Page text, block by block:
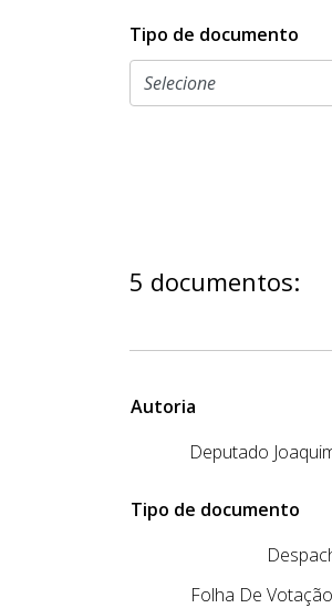
Tipo de documento
5 documentos:
Autoria
Deputado
Tipo de documento
Folha De